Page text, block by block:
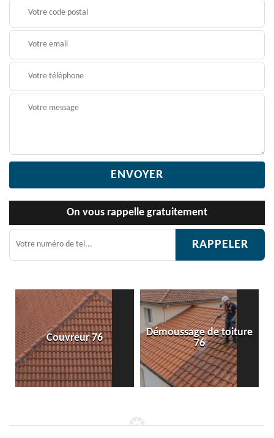
On vous rappelle gratuitement
Démoussage de toiture
76
Etanchéité toiture